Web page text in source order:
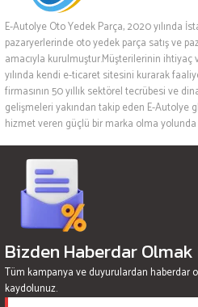
E-Autolye Oto Yedek Parça, 2020 yılında
pazaryerlerinde oto yedek parça satış ve
amacıyla kurulmuştur.Müşterilerinin
yılında kendi e-ticaret sitesini kurarak
firmasının 50 yıllık sektörel tecrübesi ve
gelişmeleri yakından takip eden E-Autolye
hizmet veren güçlü bir marka olma
Bizden Haberdar
Tüm kampanya ve duyurulardan haberdar
kaydolunuz.